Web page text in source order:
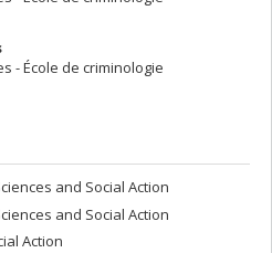
- École de criminologie
and Social Action
and Social Action
Action